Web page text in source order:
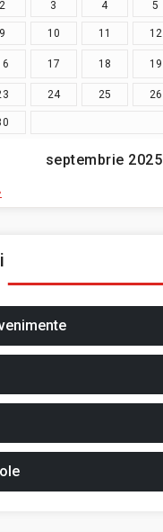
septembrie 2025
2 3 4 5
9 10 11 12
17 18 19
24 25 26